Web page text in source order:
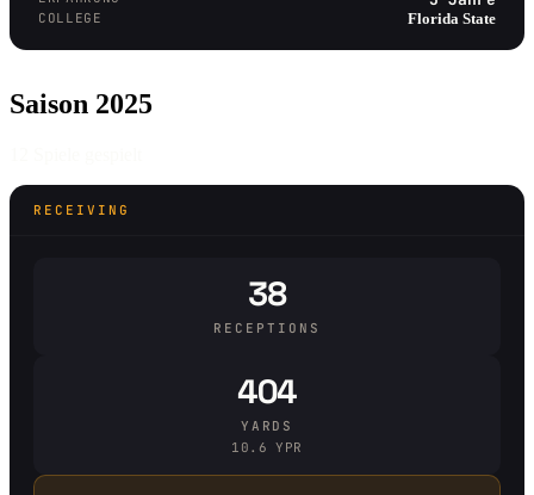
COLLEGE Florida State
Saison 2025
RECEIVING
38
RECEPTIONS
404
YARDS
10.6 YPR